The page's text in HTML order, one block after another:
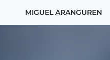
MIGUEL ARANGUREN